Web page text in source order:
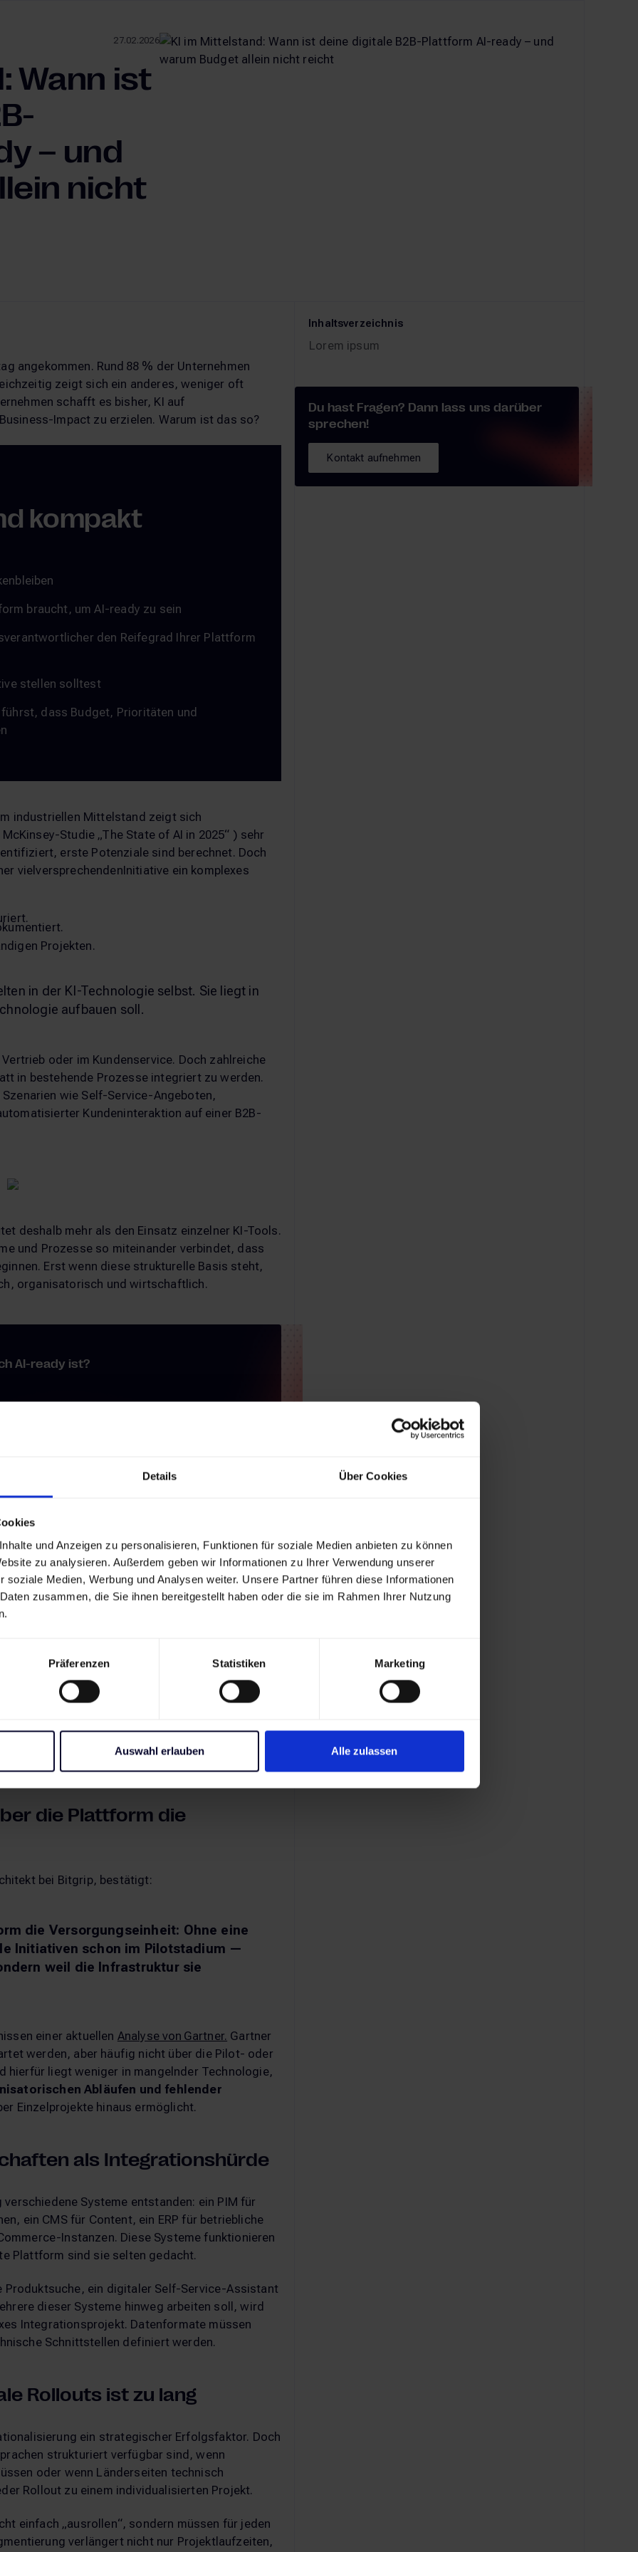
Details Über Cookies
und Anzeigen zu personalisieren, Funktionen für soziale Medien anbieten zu können
zu analysieren. Außerdem geben wir Informationen zu Ihrer Verwendung unserer
soziale Medien, Werbung und Analysen weiter. Unsere Partner führen diese Informationen
zusammen, die Sie ihnen bereitgestellt haben oder die sie im Rahmen Ihrer Nutzung
Präferenzen Statistiken Marketing
Auswahl erlauben Alle zulassen
27.02.2026
Wann ist
– und
nicht
angekommen. Rund 88 % der Unternehmen
zeigt sich ein anderes, weniger oft
schafft es bisher, KI auf
Impact zu erzielen. Warum ist das so?
kompakt
braucht, um AI-ready zu sein
den Reifegrad Ihrer Plattform
stellen solltest
dass Budget, Prioritäten und
industriellen Mittelstand zeigt sich
Studie „The State of AI in 2025“ ) sehr
erste Potenziale sind berechnet. Doch
vielversprechendenInitiative ein komplexes
Projekten.
in der KI-Technologie selbst. Sie liegt in
aufbauen soll.
oder im Kundenservice. Doch zahlreiche
in bestehende Prozesse integriert zu werden.
wie Self-Service-Angeboten,
Kundeninteraktion auf einer B2B-
deshalb mehr als den Einsatz einzelner KI-Tools.
und Prozesse so miteinander verbindet, dass
Erst wenn diese strukturelle Basis steht,
organisatorisch und wirtschaftlich.
AI-ready ist?
Welche KI-Use Cases auf Ihrer B2B-
von strukturellen Voraussetzungen ab.
Fragen und Kriterien kompakt zusammen –
IT.
vom Pilot nicht
Anwendungen – sei es im Marketing, im
werden erfolgreich als Prototyp umgesetzt.
produktive Lösung entstehen soll, treten
die Plattform die
bei Bitgrip, bestätigt:
die Versorgungseinheit: Ohne eine
Initiativen schon im Pilotstadium —
weil die Infrastruktur sie
einer aktuellen Analyse von Gartner. Gartner
werden, aber häufig nicht über die Pilot- oder
hierfür liegt weniger in mangelnder Technologie,
Abläufen und fehlender
Einzelprojekte hinaus ermöglicht.
als Integrationshürde
Systeme entstanden: ein PIM für
ein CMS für Content, ein ERP für betriebliche
Instanzen. Diese Systeme funktionieren
Plattform sind sie selten gedacht.
Produktsuche, ein digitaler Self-Service-Assistant
dieser Systeme hinweg arbeiten soll, wird
Integrationsprojekt. Datenformate müssen
Schnittstellen definiert werden.
Rollouts ist zu lang
ein strategischer Erfolgsfaktor. Doch
strukturiert verfügbar sind, wenn
oder wenn Länderseiten technisch
Rollout zu einem individualisierten Projekt.
einfach „ausrollen“, sondern müssen für jeden
verlängert nicht nur Projektlaufzeiten,
Inhaltsverzeichnis
Lorem ipsum
Du hast Fragen? Dann lass uns darüber
sprechen!
Kontakt aufnehmen